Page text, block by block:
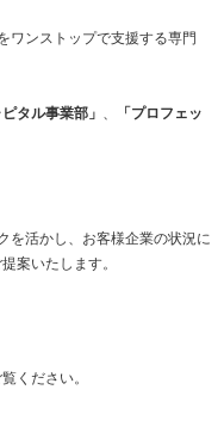
ワンストップで支援する専門
タル事業部」 、
「プロフェッ
を活かし、お客様企業の状況に
案いたします。
ください。